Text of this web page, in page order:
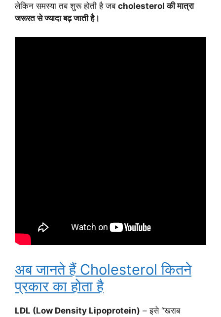
लेकिन समस्या तब शुरू होती है जब cholesterol की मात्रा
जरूरत से ज्यादा बढ़ जाती है।
अब जानते हैं Cholesterol कितने
प्रकार का होता है
LDL (Low Density Lipoprotein) – इसे “खराब